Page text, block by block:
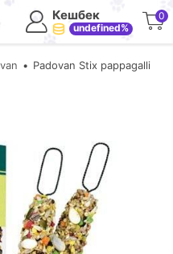
Кешбек
undefined%
0
Padovan Stix pappagalli